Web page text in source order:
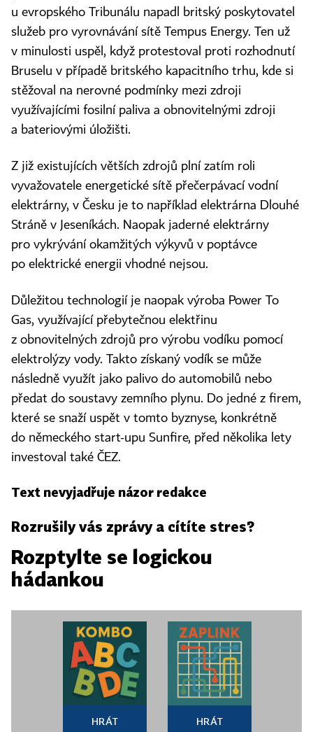
u evropského Tribunálu napadl britský poskytovatel
služeb pro vyrovnávání sítě Tempus Energy. Ten už
v minulosti uspěl, když protestoval proti rozhodnutí
Bruselu v případě britského kapacitního trhu, kde si
stěžoval na nerovné podmínky mezi zdroji
využívajícími fosilní paliva a obnovitelnými zdroji
a bateriovými úložišti.
Z již existujících větších zdrojů plní zatím roli
vyvažovatele energetické sítě přečerpávací vodní
elektrárny, v Česku je to například elektrárna Dlouhé
Stráně v Jeseníkách. Naopak jaderné elektrárny
pro vykrývání okamžitých výkyvů v poptávce
po elektrické energii vhodné nejsou.
Důležitou technologií je naopak výroba Power To
Gas, využívající přebytečnou elektřinu
z obnovitelných zdrojů pro výrobu vodíku pomocí
elektrolýzy vody. Takto získaný vodík se může
následně využít jako palivo do automobilů nebo
předat do soustavy zemního plynu. Do jedné z firem,
které se snaží uspět v tomto byznyse, konkrétně
do německého start-upu Sunfire, před několika lety
investoval také ČEZ.
Text nevyjadřuje názor redakce
Rozrušily vás zprávy a cítíte stres?
Rozptylte se logickou
hádankou
HRÁT HRÁT